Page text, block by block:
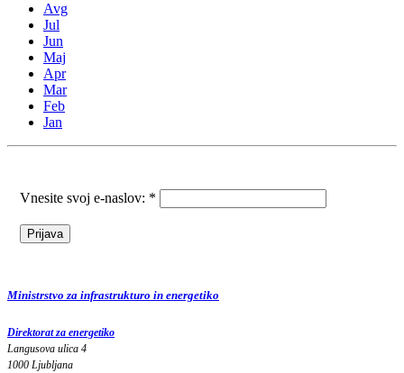
Avg
Jul
Jun
Maj
Apr
Mar
Feb
Jan
Vnesite svoj e-naslov: *
Ministrstvo za infrastrukturo in energetiko
Direktorat za energetiko
Langusova ulica 4
1000 Ljubljana